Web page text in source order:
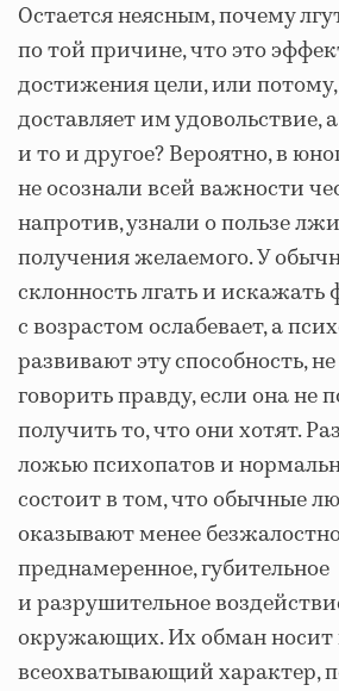
Остается неясным, почему
по той причине, что это
достижения цели, или
доставляет им удовольствие,
и то и другое? Вероятно, в
не осознали всей важности
напротив, узнали о пользе
получения желаемого. У
склонность лгать и искажать
с возрастом ослабевает, а
развивают эту способность,
говорить правду, если она не
получить то, что они хотят.
ложью психопатов и
состоит в том, что обычные
оказывают менее
преднамеренное, губительное
и разрушительное
окружающих. Их обман носит
всеохватывающий характер,